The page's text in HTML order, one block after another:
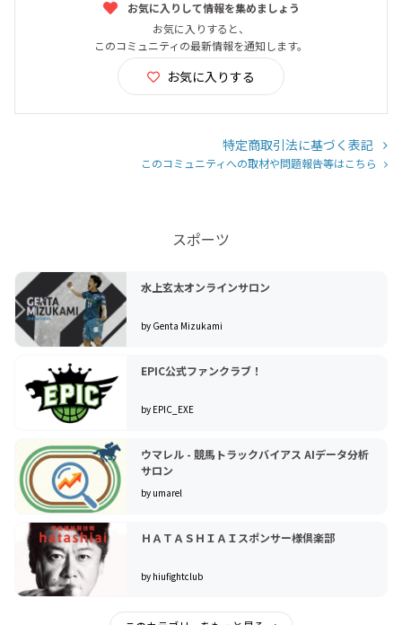
お気に入りして情報を集めましょう
お気に入りすると、
このコミュニティの最新情報を通知します。
お気に入りする
特定商取引法に基づく表記
このコミュニティへの取材や問題報告等はこちら
スポーツ
水上玄太オンラインサロン
by Genta Mizukami
EPIC公式ファンクラブ！
by EPIC_EXE
ウマレル - 競馬トラックバイアス AIデータ分析
サロン
by umarel
ＨＡＴＡＳＨＩＡＩスポンサー様倶楽部
by hiufightclub